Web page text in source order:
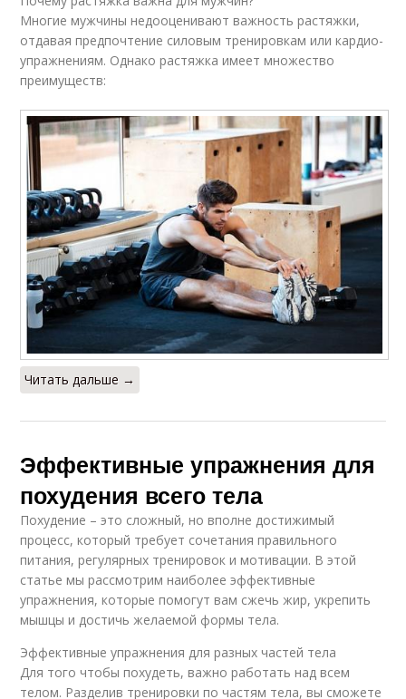
Многие мужчины недооценивают важность растяжки,
отдавая предпочтение силовым тренировкам или кардио-
упражнениям. Однако растяжка имеет множество
преимуществ:
Читать дальше →
Эффективные упражнения для
похудения всего тела
Похудение – это сложный, но вполне достижимый
процесс, который требует сочетания правильного
питания, регулярных тренировок и мотивации. В этой
статье мы рассмотрим наиболее эффективные
упражнения, которые помогут вам сжечь жир, укрепить
мышцы и достичь желаемой формы тела.
Эффективные упражнения для разных частей тела
Для того чтобы похудеть, важно работать над всем
телом. Разделив тренировки по частям тела, вы сможете